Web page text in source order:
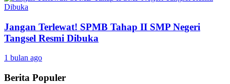
Jangan Terlewat! SPMB Tahap II SMP Negeri
Tangsel Resmi Dibuka
1 bulan ago
Berita Populer